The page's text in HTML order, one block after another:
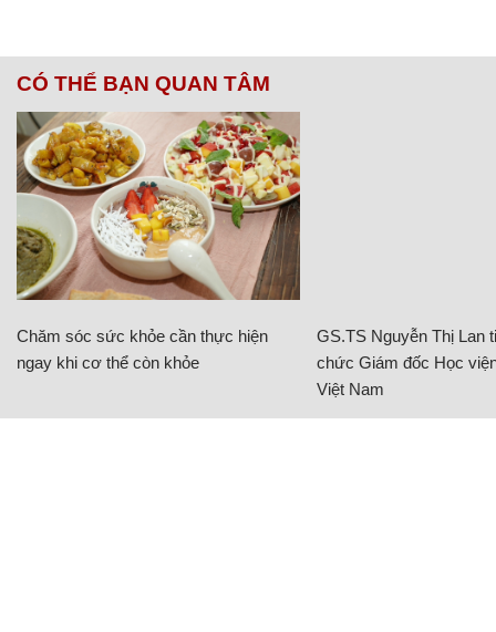
CÓ THỂ BẠN QUAN TÂM
Chăm sóc sức khỏe cần thực hiện
ngay khi cơ thể còn khỏe
GS.TS Nguyễn Thị Lan
chức Giám đốc Học
Việt Nam